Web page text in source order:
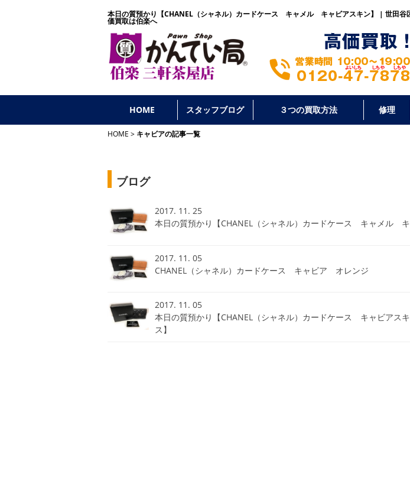
本日の質預かり【CHANEL（シャネル）カードケース キャメル キャビアスキン】 | 世田谷
価買取は伯楽へ
HOME スタッフブログ ３つの買取方法 修理
HOME キャビアの記事一覧
ブログ
2017. 11. 25
本日の質預かり【CHANEL（シャネル）カードケース キャメル キ
2017. 11. 05
CHANEL（シャネル）カードケース キャビア オレンジ
2017. 11. 05
本日の質預かり【CHANEL（シャネル）カードケース キャビア
ス】